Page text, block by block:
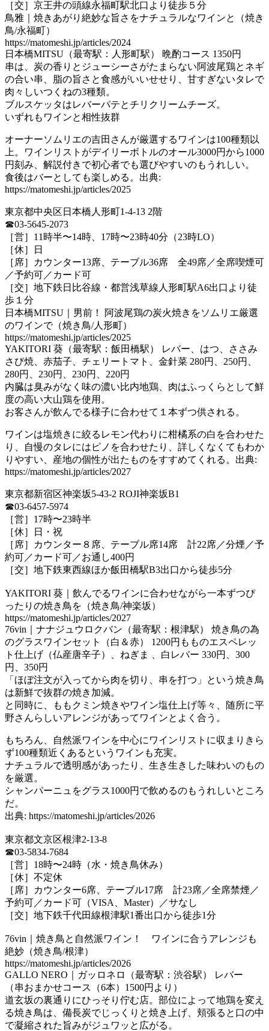
［交］京王井の頭線永福町駅北口より徒歩５分
鳥雅｜焼きあがり絶妙な旨さをナチュラルなワインと（焼き
鳥/永福町）
https://matomeshi.jp/articles/2024
日本橋MITSU（最寄駅：人形町駅） 晩酌コース 1350円
串は、炭の香りとジューシーさがたまらない阿波尾鶏とネギ
の合い串、脂の旨さと食感がいいせせり、甘すぎないタレで
肉々しいつくねの3種類。
ブルスケッタはレバーパテとチリクリームチーズ。
いずれもワインと相性抜群
オーナーソムリエの吉田さんが厳選するワインは100種類以
上。ワインリストがデイリーボトルのオール3000円から1000
円刻み、解説付きで初心者でも選びやすいのもうれしい。
食後はバーとしても楽しめる。出典:
https://matomeshi.jp/articles/2025
東京都中央区日本橋人形町1-4-13 2階
☎03-5645-2073
［営］11時半〜14時、17時〜23時40分（23時LO）
［休］日
［席］カウンター13席、テーブル36席 全49席／全席喫煙可
／予約可／カード可
［交］地下鉄日比谷線・都営浅草線人形町駅A6出口より徒
歩１分
日本橋MITSU｜男前！ 阿波尾鶏の炭火焼きをソムリエ厳選
のワインで（焼き鳥/人形町）
https://matomeshi.jp/articles/2025
YAKITORI 葵（最寄駅：飯田橋駅） レバー、はつ、ささみ
さび焼、赤茄子、チェリートマト、金針菜 280円、250円、
280円、230円、230円、220円
内臓は臭みがなく味の濃い比内地鶏、肉はふっくらとして鮮
度の高い大山鶏を使用。
お客さんが飲んでる様子に合わせて１本ずつ供される。
ワインは塩焼きに絞るレモン代わりに柑橘系の白を合わせた
り、自慢のタレにはピノを合わせたり、詳しくなくてもわか
りやすい、産地の個性が出たものをすすめてくれる。出典:
https://matomeshi.jp/articles/2027
東京都新宿区神楽坂5-43-2 ROJI神楽坂B1
☎03-6457-5974
［営］17時〜23時半
［休］日・祝
［席］カウンター８席、テーブル席14席 計22席／分煙／予
約可／カード可／お通し400円
［交］地下鉄東西線ほか飯田橋駅B3出口から徒歩5分
YAKITORI 葵｜飲んでるワインに合わせながら一本ずつぴ
ったりの焼き鳥を（焼き鳥/神楽坂）
https://matomeshi.jp/articles/2027
76vin｜ナナジュウロクバン（最寄駅：根津駅） 焼き鳥の為
のグラスワインセット（白＆赤） 1200円もものエスペレッ
ト仕上げ（仏産唐辛子）、ねぎま 、白レバー 330円、300
円、350円
「ほぼ注文が入ってから肉を切り、串を打つ」という焼き鳥
は新鮮で抜群の焼き加減。
と同時に、ももクミン焼きやワイン塩仕上げ等々、随所に平
野さんらしいアレンジがあってワインとよく合う。
もちろん、自然派ワインを中心にワインリストに収まりきら
ず100種類近くあるというワインも充実。
ナチュラルで透明感があったり、生き生きした味わいのもの
を厳選。
シャンパーニュをグラス1000円で飲めるのもうれしいところ
だ。
出典: https://matomeshi.jp/articles/2026
東京都文京区根津2-13-8
☎03-5834-7684
［営］18時〜24時（水・焼き鳥休み）
［休］不定休
［席］カウンター6席、テーブル17席 計23席／全席禁煙／
予約可／カード可（VISA、Master）／サなし
［交］地下鉄千代田線根津駅1番出口から徒歩1分
76vin｜焼き鳥と自然派ワイン！ ワインに合うアレンジも
絶妙（焼き鳥/根津）
https://matomeshi.jp/articles/2026
GALLO NERO｜ガッロネロ（最寄駅：渋谷駅） レバー
（串おまかせコース（6本）1500円より）
道玄坂の裏通りにひっそり佇む店。部位によって地鶏を変え
る焼き鳥は、備長炭でじっくりと焼き上げ、頬張ると口の中
で凝縮された旨みがジュワッと広がる。